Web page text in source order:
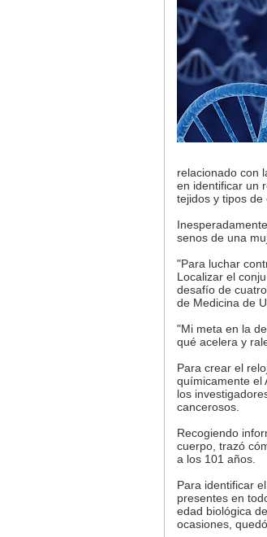
relacionado con
en identificar un
tejidos y tipos de
senos de una
"Para luchar
Localizar el
desafío de
de Medicina de
"Mi meta en la
qué acelera y
Para crear el
químicamente el
los
cancerosos.
Recogiendo
cuerpo, trazó
a los 101 años.
Para identificar
presentes en
edad biológica
ocasiones,